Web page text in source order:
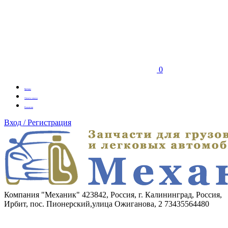
0
Бренды
Оплата заказа
Вакансии
Вход / Регистрация
Компания "Механик" 423842, Россия, г. Калининград, Россия,
Ирбит, пос. Пионерский,улица Ожиганова, 2 73435564480